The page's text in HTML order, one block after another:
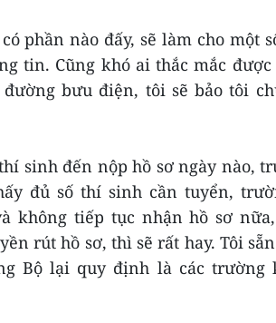
phần nào đấy, sẽ làm cho một
tin. Cũng khó ai thắc mắc
bưu điện, tôi sẽ bảo tôi
sinh đến nộp hồ sơ ngày nào,
đủ số thí sinh cần tuyển,
không tiếp tục nhận hồ sơ
rút hồ sơ, thì sẽ rất hay. Tôi
Bộ lại quy định là các trường